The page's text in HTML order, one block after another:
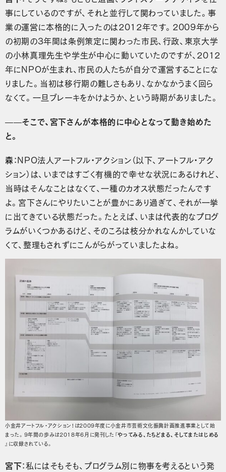
事にしているのですが、それと並行して関わっていました。事
業の運営に本格的に入ったのは2012年です。2009年から
の初期の3年間は条例策定に関わった市民、行政、東京大学
の小林真理先生や学生が中心に動いていたのですが、2012
年にNPOが生まれ、市民の人たちが自分で運営することにな
りました。当初は移行期の難しさもあり、なかなかうまく回ら
なくて。一旦ブレーキをかけようか、という時期がありました。
——そこで、宮下さんが本格的に中心となって動き始めた
と。
森：NPO法人アートフル・アクション（以下、アートフル・アク
ション）は、いまではすごく有機的で幸せな状況にあるけれど、
当時はそんなことはなくて、一種のカオス状態だったんです
よ。宮下さんにやりたいことが豊かにあり過ぎて、それが一挙
に出てきている状態だった。たとえば、いまは代表的なプログ
ラムがいくつかあるけど、そのころは枝分かれなんかしていな
くて、整理もされずにこんがらがっていましたよね。
小金井アートフル・アクション！は2009年度に小金井市芸術文化振興計画推進事業として始
まった。9年間の歩みは2018年6月に発刊した『やってみる、たちどまる、そしてまたはじめる
』に収録されている。
宮下：私にはそもそも、プログラム別に物事を考えるという発